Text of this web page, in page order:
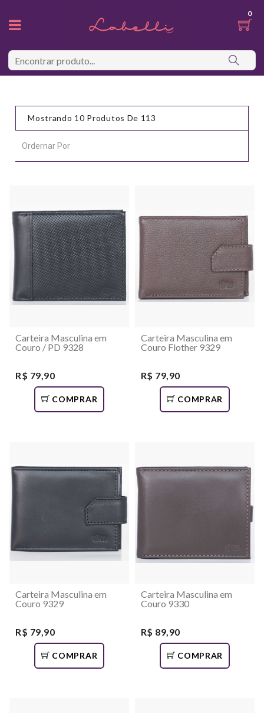
0
Mostrando 10 Produtos De 113
Ordernar Por
Carteira Masculina em
Couro / PD 9328
R$ 79,90
COMPRAR
Carteira Masculina em
Couro Flother 9329
R$ 79,90
COMPRAR
Carteira Masculina em
Couro 9329
R$ 79,90
COMPRAR
Carteira Masculina em
Couro 9330
R$ 89,90
COMPRAR